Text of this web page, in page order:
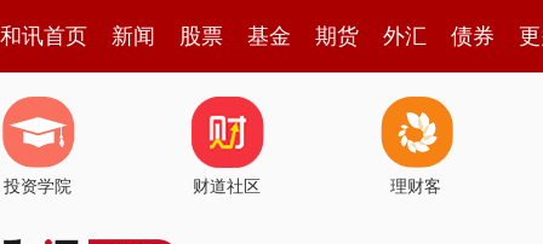
和讯首页 新闻 股票 基金 期货 外汇 债券
投资学院 财道社区 理财客